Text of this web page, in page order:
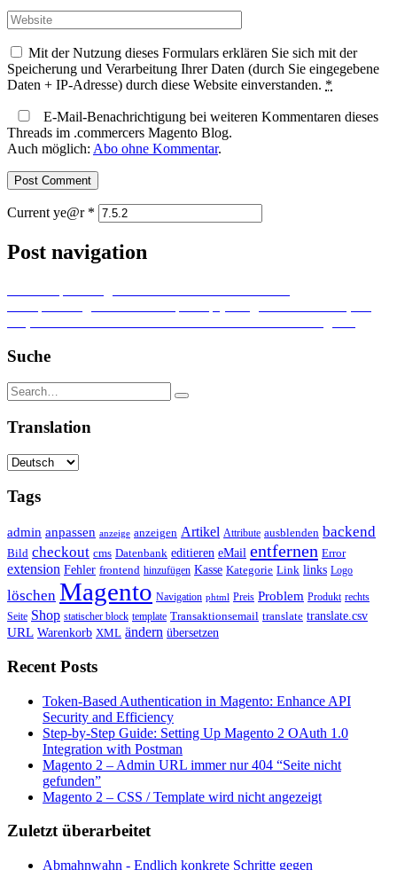
Mit der Nutzung dieses Formulars erklären Sie sich mit der
Speicherung und Verarbeitung Ihrer Daten (durch Sie eingegebene
Daten + IP-Adresse) durch diese Website einverstanden. *
E-Mail-Benachrichtigung bei weiteren Kommentaren dieses
Threads im .commercers Magento Blog.
Auch möglich: Abo ohne Kommentar.
Current ye@r *
Post navigation
Suche
Translation
Tags
admin anpassen anzeige anzeigen Artikel Attribute ausblenden backend
Bild checkout cms Datenbank editieren eMail entfernen Error
extension Fehler frontend hinzufügen Kasse Kategorie Link links Logo
löschen Magento Navigation phtml Preis Problem Produkt rechts
Seite Shop statischer block template Transaktionsemail translate translate.csv
URL Warenkorb XML ändern übersetzen
Recent Posts
Token-Based Authentication in Magento: Enhance API
Security and Efficiency
Step-by-Step Guide: Setting Up Magento 2 OAuth 1.0
Integration with Postman
Magento 2 – Admin URL immer nur 404 “Seite nicht
gefunden”
Magento 2 – CSS / Template wird nicht angezeigt
Zuletzt überarbeitet
Abmahnwahn - Endlich konkrete Schritte gegen